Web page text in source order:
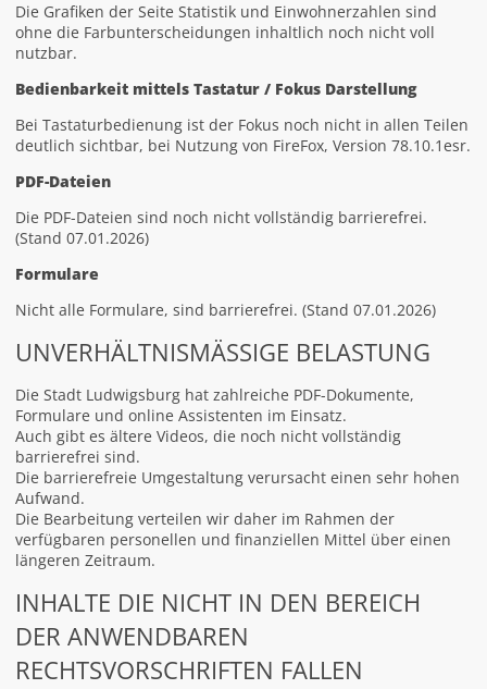
Die Grafiken der Seite Statistik und Einwohnerzahlen sind
ohne die Farbunterscheidungen inhaltlich noch nicht voll
nutzbar.
Bedienbarkeit mittels Tastatur / Fokus Darstellung
Bei Tastaturbedienung ist der Fokus noch nicht in allen Teilen
deutlich sichtbar, bei Nutzung von FireFox, Version 78.10.1esr.
PDF-Dateien
Die PDF-Dateien sind noch nicht vollständig barrierefrei.
(Stand 07.01.2026)
Formulare
Nicht alle Formulare, sind barrierefrei. (Stand 07.01.2026)
UNVERHÄLTNISMÄSSIGE BELASTUNG
Die Stadt Ludwigsburg hat zahlreiche PDF-Dokumente,
Formulare und online Assistenten im Einsatz.
Auch gibt es ältere Videos, die noch nicht vollständig
barrierefrei sind.
Die barrierefreie Umgestaltung verursacht einen sehr hohen
Aufwand.
Die Bearbeitung verteilen wir daher im Rahmen der
verfügbaren personellen und finanziellen Mittel über einen
längeren Zeitraum.
INHALTE DIE NICHT IN DEN BEREICH
DER ANWENDBAREN
RECHTSVORSCHRIFTEN FALLEN